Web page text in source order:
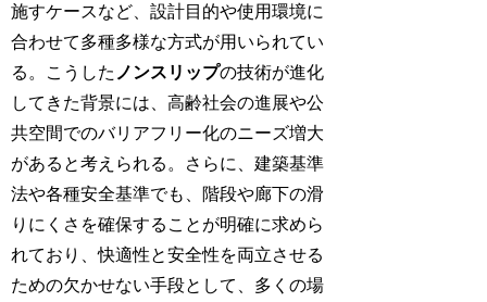
施すケースなど、設計目的や使用環境に
合わせて多種多様な方式が用いられてい
る。こうした ノンスリップの技術が進化
してきた背景には、高齢社会の進展や公
共空間でのバリアフリー化のニーズ増大
があると考えられる。さらに、建築基準
法や各種安全基準でも、階段や廊下の滑
りにくさを確保することが明確に求めら
れており、快適性と安全性を両立させる
ための欠かせない手段として、多くの場